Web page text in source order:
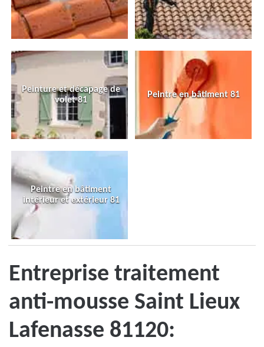
Peinture et décapage de
volet 81
Peintre en bâtiment 81
Peintre en bâtiment
intérieur et extérieur 81
Entreprise traitement
anti-mousse Saint Lieux
Lafenasse 81120: